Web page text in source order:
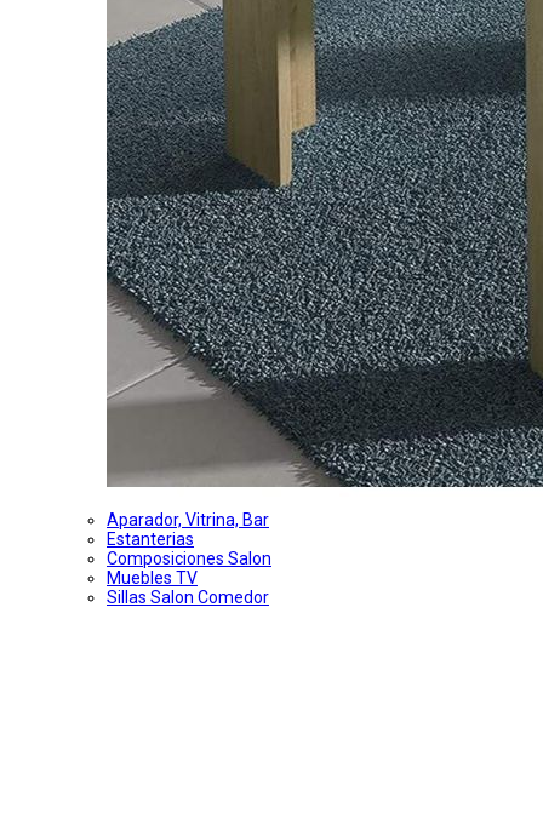
Aparador, Vitrina, Bar
Estanterias
Composiciones Salon
Muebles TV
Sillas Salon Comedor